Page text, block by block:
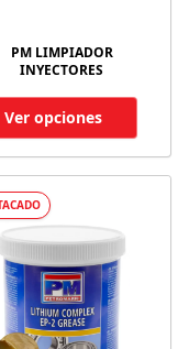
PM LIMPIADOR
INYECTORES
Ver opciones